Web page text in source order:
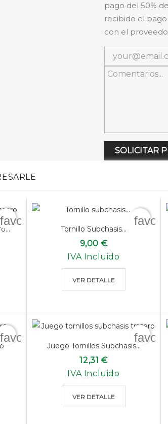
pago del 50%
recibido el
con el
SOLICITAR
favorite_border
Tornillo Subchasis...
9,00 €
IVA Incluido
VER DETALLE
favorite_border
Juego Tornillos Subchasis...
12,31 €
IVA Incluido
VER DETALLE